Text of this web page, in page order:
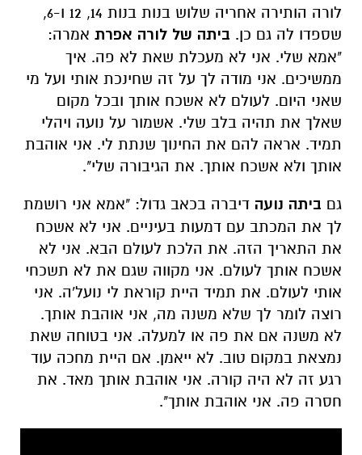
לורה הותירה אחריה שלוש בנות בנות 14, 12 ו-6,
שספדו לה גם כן. ביתה של לורה אפרת אמרה:
"אמא שלי. אני לא מעכלת שאת לא פה. איך
ממשיכים. אני מודה לך על זה שחינכת אותי ועל מי
שאני היום. לעולם לא אשכח אותך ובכל מקום
שאלך את תהיה בלב שלי. אשמור על נועה ויהלי
תמיד. אראה להם את החינוך שנתת לי. אני אוהבת
אותך ולא אשכח אותך. את הגיבורה שלי".
גם ביתה נועה דיברה בכאב גדול: "אמא אני רושמת
לך את המכתב עם דמעות בעיניים. אני לא אשכח
את התאריך הזה. את הלכת לעולם הבא. אני לא
אשכח אותך לעולם. אני מקווה שגם את לא תשכחי
אותי לעולם. את תמיד היית קוראת לי נועל'ה. אני
רוצה לומר לך שלא משנה מה, אני אוהבת אותך.
לא משנה אם את פה או למעלה. אני בטוחה שאת
נמצאת במקום טוב. לא ייאמן. אם היית מחכה עוד
רגע זה לא היה קורה. אני אוהבת אותך מאד. את
חסרה פה. אני אוהבת אותך".